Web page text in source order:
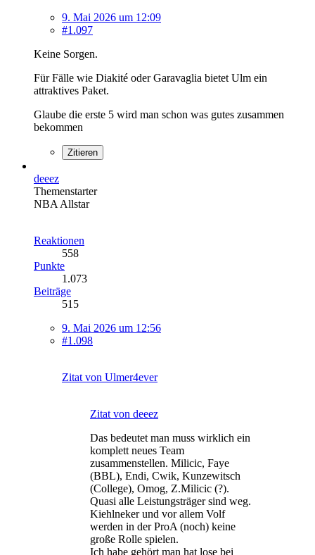
9. Mai 2026 um 12:09
#1.097
Keine Sorgen.
Für Fälle wie Diakité oder Garavaglia bietet Ulm ein
attraktives Paket.
Glaube die erste 5 wird man schon was gutes zusammen
bekommen
Zitieren
deeez
Themenstarter
NBA Allstar
Reaktionen
558
Punkte
1.073
Beiträge
515
9. Mai 2026 um 12:56
#1.098
Zitat von Ulmer4ever
Zitat von deeez
Das bedeutet man muss wirklich ein
komplett neues Team
zusammenstellen. Milicic, Faye
(BBL), Endi, Cwik, Kunzewitsch
(College), Omog, Z.Milicic (?).
Quasi alle Leistungsträger sind weg.
Kiehlneker und vor allem Volf
werden in der ProA (noch) keine
große Rolle spielen.
Ich habe gehört man hat lose bei